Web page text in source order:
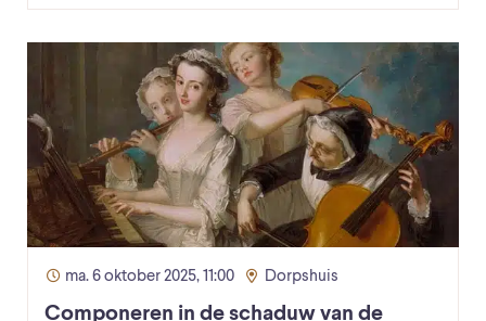
ma. 6 oktober 2025, 11:00 Dorpshuis
Componeren in de schaduw van de